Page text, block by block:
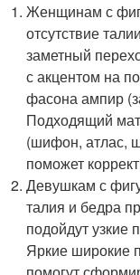
Женщинам с
отсутствие
заметный
с акцентом на
фасона ампир
Подходящий
(шифон, атлас,
поможет
Девушкам с
талия и бедра
подойдут узкие
Яркие широкие